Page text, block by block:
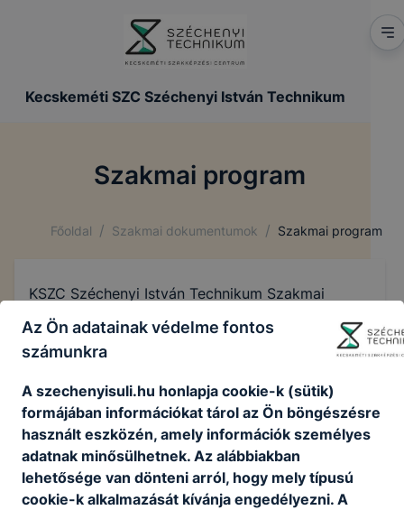
Kecskeméti SZC Széchenyi István Technikum
Szakmai program
Főoldal / Szakmai dokumentumok / Szakmai program
KSZC Széchenyi István Technikum Szakmai
Programja letölthető innen
Széchenyi_Szakmai_program_2025.pdf
Letöltés
Az Ön adatainak védelme fontos
számunkra
A szechenyisuli.hu honlapja cookie-k (sütik)
formájában információkat tárol az Ön böngészésre
használt eszközén, amely információk személyes
adatnak minősülhetnek. Az alábbiakban
lehetősége van dönteni arról, hogy mely típusú
cookie-k alkalmazását kívánja engedélyezni. A